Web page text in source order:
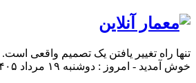
تنها راه تغییر یافتن یک تصمیم واقعی است.
خوش آمدید - امروز : دوشنبه ۱۹ مرداد ۱۴۰۵